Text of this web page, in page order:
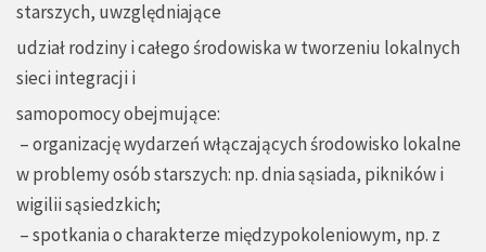
starszych, uwzględniające
udział rodziny i całego środowiska w tworzeniu lokalnych
sieci integracji i
samopomocy obejmujące:
– organizację wydarzeń włączających środowisko lokalne
w problemy osób starszych: np. dnia sąsiada, pikników i
wigilii sąsiedzkich;
– spotkania o charakterze międzypokoleniowym, np. z